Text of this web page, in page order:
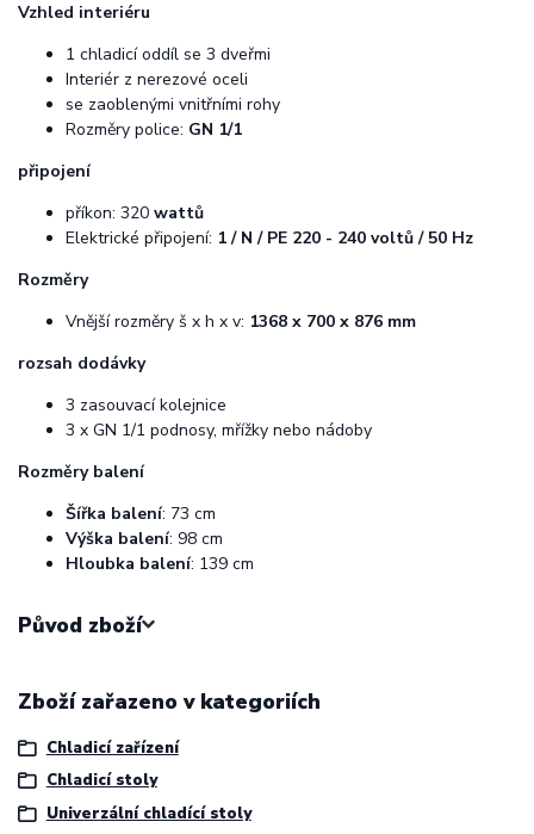
Vzhled interiéru
1 chladicí oddíl se 3 dveřmi
Interiér z nerezové oceli
se zaoblenými vnitřními rohy
Rozměry police: GN 1/1
připojení
příkon: 320 wattů
Elektrické připojení: 1 / N / PE 220 - 240 voltů / 50 Hz
Rozměry
Vnější rozměry š x h x v: 1368 x 700 x 876 mm
rozsah dodávky
3 zasouvací kolejnice
3 x GN 1/1 podnosy, mřížky nebo nádoby
Rozměry balení
Šířka balení: 73 cm
Výška balení: 98 cm
Hloubka balení: 139 cm
Původ zboží
Zboží zařazeno v kategoriích
Chladicí zařízení
Chladicí stoly
Univerzální chladící stoly